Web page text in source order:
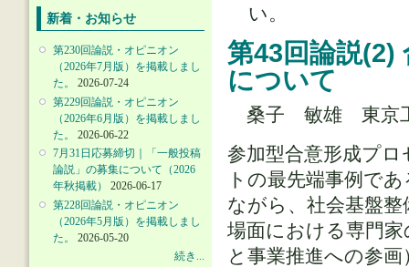
新着・お知らせ
第230回論説・オピニオン
（2026年7月版）を掲載しまし
た。
2026-07-24
第229回論説・オピニオン
（2026年6月版）を掲載しまし
た。
2026-06-22
7月31日応募締切｜「一般投稿
論説」の募集について（2026
年秋掲載）
2026-06-17
第228回論説・オピニオン
（2026年5月版）を掲載しまし
た。
2026-05-20
続き...
い。
第43回論説(2)
について
桑子 敏雄 東京
参加型合意形成プ
トの最先端事例で
ながら、社会基盤
場面における専門
と事業推進への参